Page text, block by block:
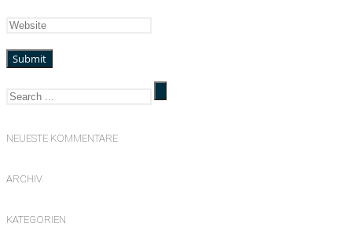
NEUESTE KOMMENTARE
ARCHIV
KATEGORIEN